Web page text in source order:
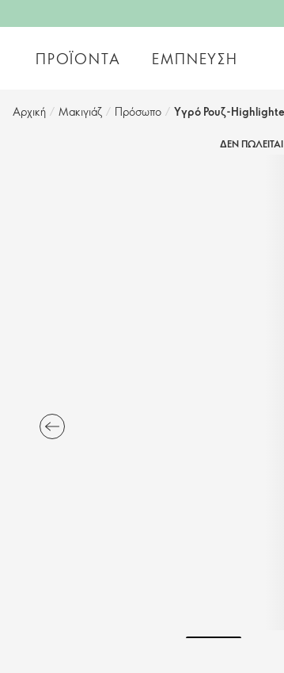
ΠΡΟΪΌΝΤΑ ΈΜΠΝΕΥΣΗ
Αρχική / Μακιγιάζ / Πρόσωπο / Yγρό Ρουζ-
ΔΕΝ